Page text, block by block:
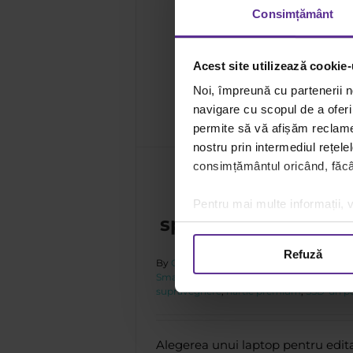
Consimțământ
Acest site utilizează
Noi, împreună cu partenerii
navigare cu scopul de a
permite să vă afișăm
nostru prin intermediul
consimțământul oricând,
Pentru mai multe informații,
Refuză
pentru editare
specificații și
By Carmen Savu
Smart
Tags:accesorii pentru laptopuri,
supraveghere,hârtie premium,SSD-uri
Alegerea unui laptop pentru